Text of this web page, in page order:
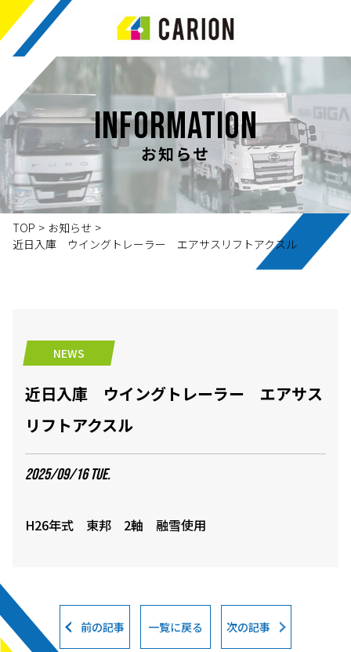
INFORMATION
お知らせ
TOP > お知らせ >
近日入庫 ウイングトレーラー エアサスリフトアクスル
NEWS
近日入庫 ウイングトレーラー エアサス
リフトアクスル
2025/09/16 TUE.
H26年式 東邦 2軸 融雪使用
前の記事 一覧に戻る 次の記事